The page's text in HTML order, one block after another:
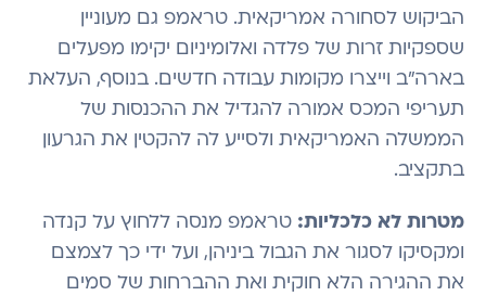
הביקוש לסחורה אמריקאית. טראמפ גם מעוניין
שספקיות זרות של פלדה ואלומיניום יקימו מפעלים
בארה"ב וייצרו מקומות עבודה חדשים. בנוסף, העלאת
תעריפי המכס אמורה להגדיל את ההכנסות של
הממשלה האמריקאית ולסייע לה להקטין את הגרעון
בתקציב.
מטרות לא כלכליות: טראמפ מנסה ללחוץ על קנדה
ומקסיקו לסגור את הגבול ביניהן, ועל ידי כך לצמצם
את ההגירה הלא חוקית ואת ההברחות של סמים